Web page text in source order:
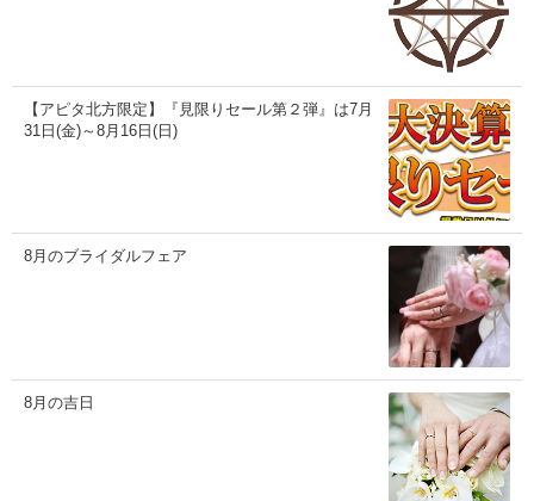
【アピタ北方限定】『見限りセール第２弾』は7月
31日(金)～8月16日(日)
8月のブライダルフェア
8月の吉日